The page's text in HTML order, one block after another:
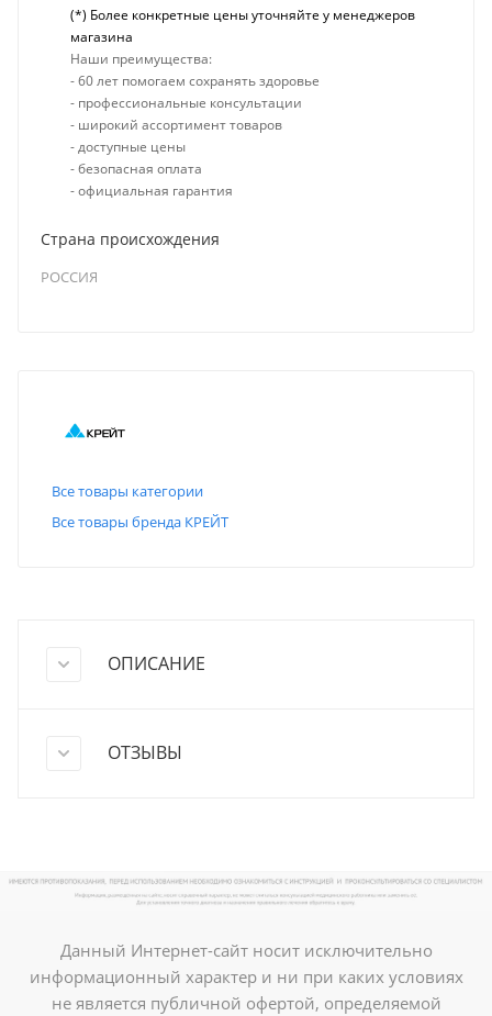
(*) Более конкретные цены уточняйте у менеджеров
магазина
Наши преимущества:
- 60 лет помогаем сохранять здоровье
- профессиональные консультации
- широкий ассортимент товаров
- доступные цены
- безопасная оплата
- официальная гарантия
Страна происхождения
РОССИЯ
Все товары категории
Все товары бренда КРЕЙТ
ОПИСАНИЕ
ОТЗЫВЫ
Данный Интернет-сайт носит исключительно
информационный характер и ни при каких условиях
не является публичной офертой, определяемой